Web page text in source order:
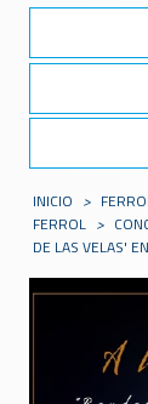
INICIO >
FERROL >
DE LAS VELAS'